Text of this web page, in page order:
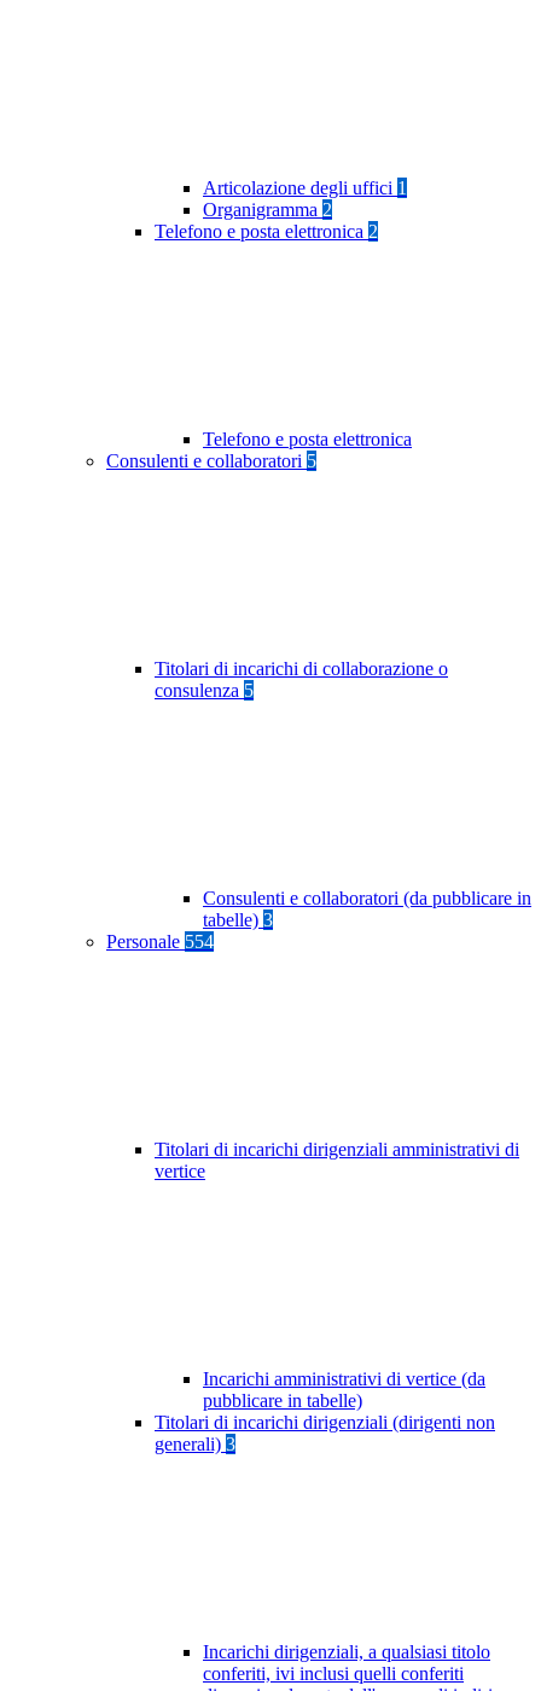
Articolazione degli uffici 1
Organigramma 2
Telefono e posta elettronica 2
Telefono e posta elettronica
Consulenti e collaboratori 5
Titolari di incarichi di collaborazione o
consulenza 5
Consulenti e collaboratori (da pubblicare in
tabelle) 3
Personale 554
Titolari di incarichi dirigenziali amministrativi di
vertice
Incarichi amministrativi di vertice (da
pubblicare in tabelle)
Titolari di incarichi dirigenziali (dirigenti non
generali) 3
Incarichi dirigenziali, a qualsiasi titolo
conferiti, ivi inclusi quelli conferiti